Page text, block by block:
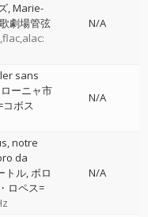
Marie-
劇場管弦
N/A
sans
ーニャ市
ボス
N/A
notre
da
トル ボロ
ロペス=
N/A